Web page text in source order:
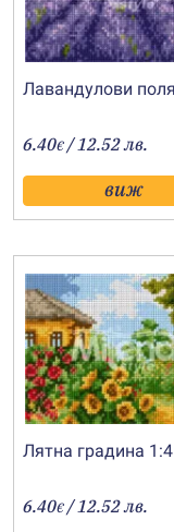
Лавандулови
6.40€ / 12.52 лв.
виж
Лятна градина 1:4
6.40€ / 12.52 лв.